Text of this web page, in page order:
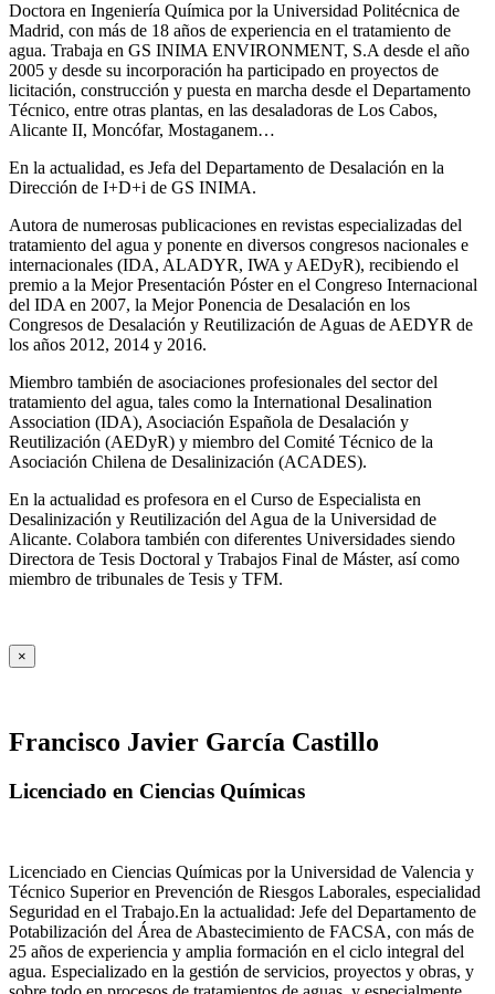
Doctora en Ingeniería Química por la Universidad Politécnica de
Madrid, con más de 18 años de experiencia en el tratamiento de
agua. Trabaja en GS INIMA ENVIRONMENT, S.A desde el año
2005 y desde su incorporación ha participado en proyectos de
licitación, construcción y puesta en marcha desde el Departamento
Técnico, entre otras plantas, en las desaladoras de Los Cabos,
Alicante II, Moncófar, Mostaganem…
En la actualidad, es Jefa del Departamento de Desalación en la
Dirección de I+D+i de GS INIMA.
Autora de numerosas publicaciones en revistas especializadas del
tratamiento del agua y ponente en diversos congresos nacionales e
internacionales (IDA, ALADYR, IWA y AEDyR), recibiendo el
premio a la Mejor Presentación Póster en el Congreso Internacional
del IDA en 2007, la Mejor Ponencia de Desalación en los
Congresos de Desalación y Reutilización de Aguas de AEDYR de
los años 2012, 2014 y 2016.
Miembro también de asociaciones profesionales del sector del
tratamiento del agua, tales como la International Desalination
Association (IDA), Asociación Española de Desalación y
Reutilización (AEDyR) y miembro del Comité Técnico de la
Asociación Chilena de Desalinización (ACADES).
En la actualidad es profesora en el Curso de Especialista en
Desalinización y Reutilización del Agua de la Universidad de
Alicante. Colabora también con diferentes Universidades siendo
Directora de Tesis Doctoral y Trabajos Final de Máster, así como
miembro de tribunales de Tesis y TFM.
×
Francisco Javier García Castillo
Licenciado en Ciencias Químicas
Licenciado en Ciencias Químicas por la Universidad de Valencia y
Técnico Superior en Prevención de Riesgos Laborales, especialidad
Seguridad en el Trabajo.En la actualidad: Jefe del Departamento de
Potabilización del Área de Abastecimiento de FACSA, con más de
25 años de experiencia y amplia formación en el ciclo integral del
agua. Especializado en la gestión de servicios, proyectos y obras, y